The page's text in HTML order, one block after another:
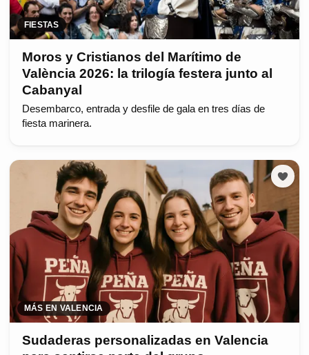
FIESTAS
Moros y Cristianos del Marítimo de
València 2026: la trilogía festera junto al
Cabanyal
Desembarco, entrada y desfile de gala en tres días de
fiesta marinera.
MÁS EN VALENCIA
Sudaderas personalizadas en Valencia